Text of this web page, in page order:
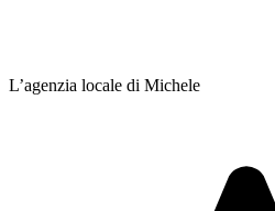
L’agenzia locale di Michele